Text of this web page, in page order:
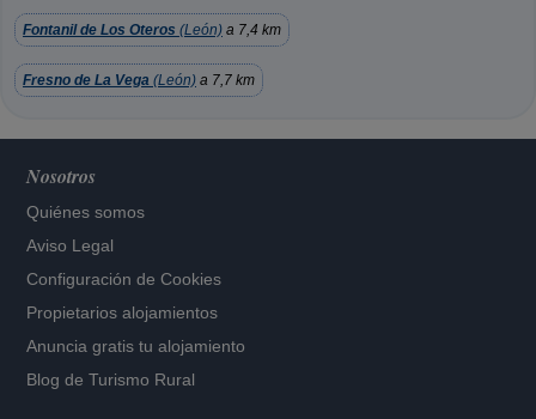
Fontanil de Los Oteros (León) a 7,4 km
Fresno de La Vega (León) a 7,7 km
Nosotros
Quiénes somos
Aviso Legal
Configuración de Cookies
Propietarios alojamientos
Anuncia gratis tu alojamiento
Blog de Turismo Rural